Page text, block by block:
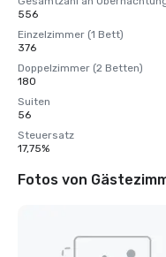
556
Einzelzimmer (1 Bett)
376
Doppelzimmer (2 Betten)
180
Suiten
56
Steuersatz
17,75%
Fotos von